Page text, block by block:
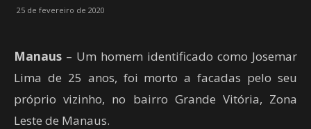
25 de fevereiro de 2020
Manaus – Um homem identificado como Josemar
Lima de 25 anos, foi morto a facadas pelo seu
próprio vizinho, no bairro Grande Vitória, Zona
Leste de Manaus.